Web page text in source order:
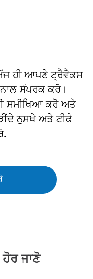
ਹੀ ਆਪਣੇ ਟ੍ਰੈਵੈਕਸ
ਸੰਪਰਕ ਕਰੋ।
ਸਮੀਖਿਆ ਕਰੋ ਅਤੇ
ਨੁਸਖੇ ਅਤੇ ਟੀਕੇ
ਹੋਰ ਜਾਣੋ